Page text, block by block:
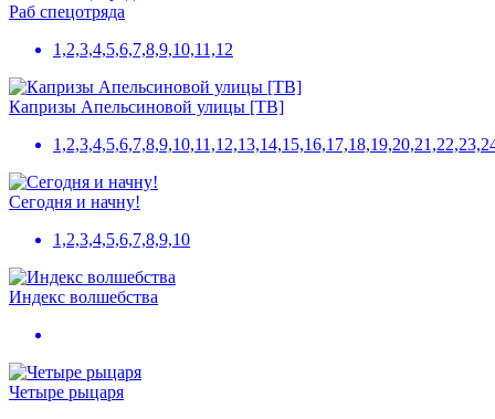
Раб спецотряда
1,2,3,4,5,6,7,8,9,10,11,12
Капризы Апельсиновой улицы [ТВ]
Сегодня и начну!
1,2,3,4,5,6,7,8,9,10
Индекс волшебства
Четыре рыцаря